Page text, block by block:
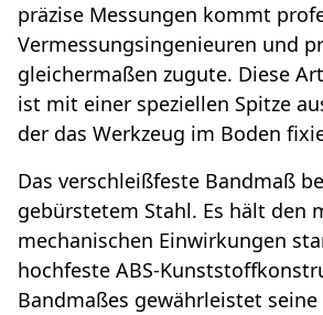
präzise Messungen kommt
Vermessungsingenieuren und
gleichermaßen zugute. Diese
ist mit einer speziellen Spitze
der das Werkzeug im Boden
Das verschleißfeste Bandmaß
gebürstetem Stahl. Es hält den
mechanischen Einwirkungen
hochfeste ABS-
Bandmaßes gewährleistet